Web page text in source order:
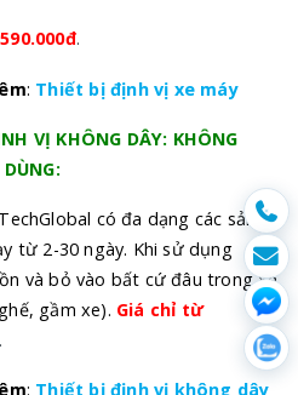
.
: Thiết bị định vị xe máy
VỊ KHÔNG DÂY: KHÔNG
có đa dạng các sản
từ 2-30 ngày. Khi sử dụng
và bỏ vào bất cứ đâu trong xe
gầm xe). Giá chỉ từ
.
: Thiết bị định vị không dây